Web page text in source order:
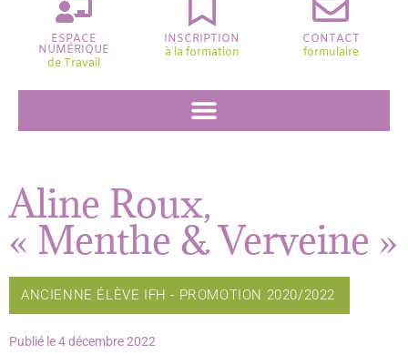
ESPACE
NUMÉRIQUE
de Travail
INSCRIPTION
à la formation
CONTACT
formulaire
Aline Roux,
« Menthe & Verveine »
ANCIENNE ÉLÈVE IFH - PROMOTION 2020/2022
Publié le4 décembre 2022